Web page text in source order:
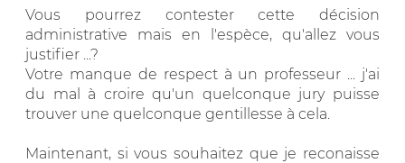
Vous pourrez contester cette décision
administrative mais en l'espèce, qu'allez vous
justifier ...?
Votre manque de respect à un professeur ... j'ai
du mal à croire qu'un quelconque jury puisse
trouver une quelconque gentillesse à cela.
Maintenant, si vous souhaitez que je reconaisse